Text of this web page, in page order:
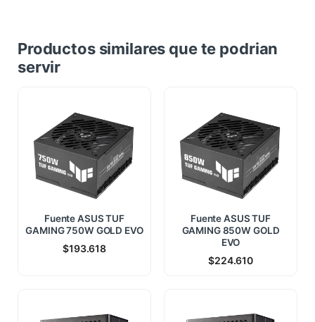
Productos similares que te podrian
servir
Fuente ASUS TUF
GAMING 750W GOLD EVO
$193.618
Fuente ASUS TUF
GAMING 850W GOLD
EVO
$224.610